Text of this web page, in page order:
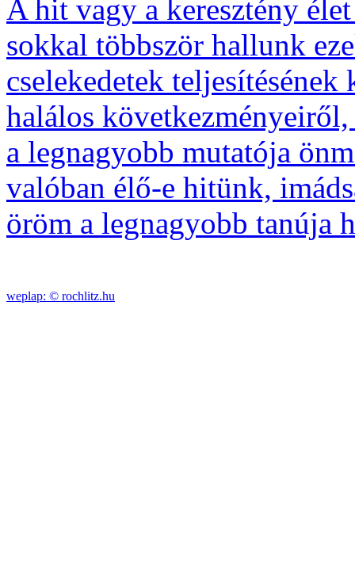
A hit vagy a keresztény
sokkal többször hallunk
cselekedetek teljesítésének
halálos
a legnagyobb mutatója
valóban élő-e hitünk,
öröm a legnagyobb tanúja
weplap: © rochlitz.hu